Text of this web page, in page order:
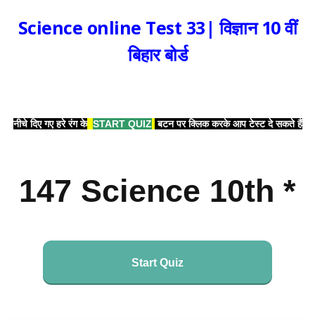
Science online Test 33| विज्ञान 10 वीं
बिहार बोर्ड
नीचे दिए गए हरे रंग के START QUIZ बटन पर क्लिक करके आप टेस्ट दे सकते हैं
147 Science 10th *
Start Quiz